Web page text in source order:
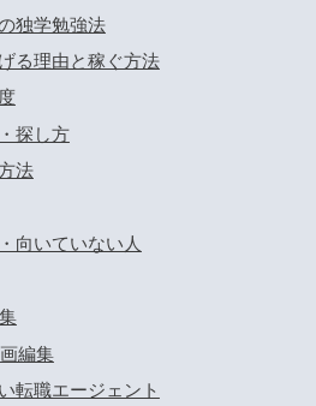
独学勉強法
る理由と稼ぐ方法
探し方
法
向いていない人
編集
転職エージェント